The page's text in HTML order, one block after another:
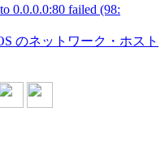
0.0.0.0:80 failed (98:
のネットワーク・ホスト